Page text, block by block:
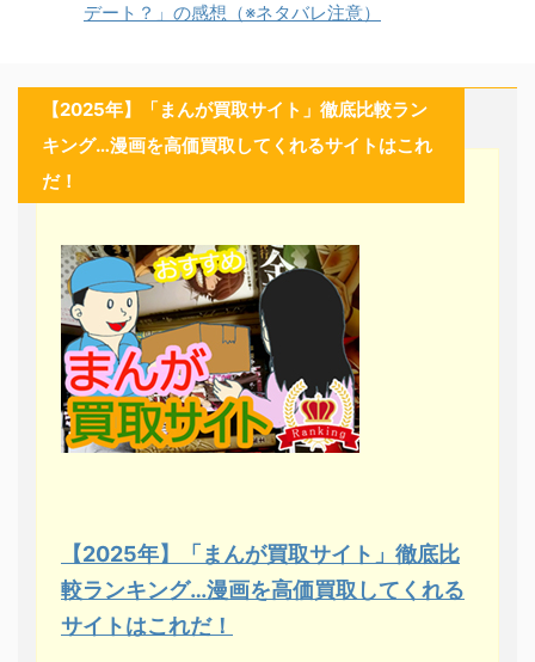
デート？」の感想（※ネタバレ注意）
【2025年】「まんが買取サイト」徹底比較ラン
キング…漫画を高価買取してくれるサイトはこれ
だ！
【2025年】「まんが買取サイト」徹底比
較ランキング…漫画を高価買取してくれる
サイトはこれだ！